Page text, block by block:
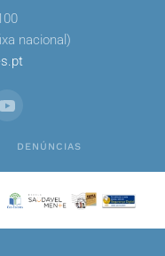
nacional)
.pt
DENÚNCIAS